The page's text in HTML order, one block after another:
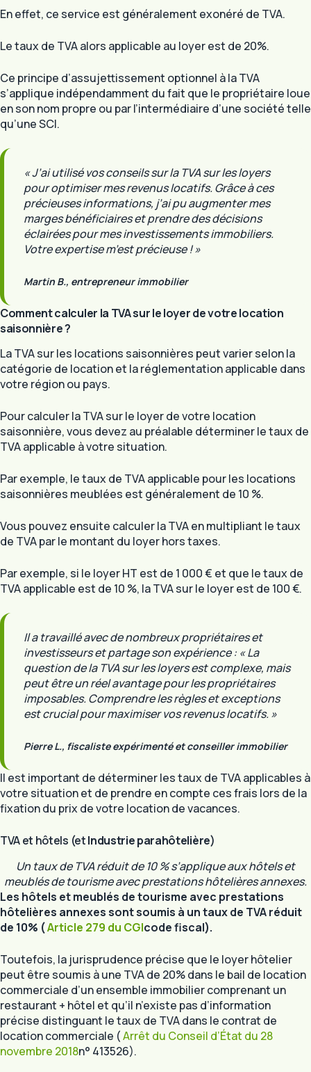
En effet, ce service est généralement exonéré de TVA.
Le taux de TVA alors applicable au loyer est de 20%.
Ce principe d’assujettissement optionnel à la TVA
s’applique indépendamment du fait que le propriétaire loue
en son nom propre ou par l’intermédiaire d’une société telle
qu’une SCI.
« J’ai utilisé vos conseils sur la TVA sur les loyers
pour optimiser mes revenus locatifs. Grâce à ces
précieuses informations, j’ai pu augmenter mes
marges bénéficiaires et prendre des décisions
éclairées pour mes investissements immobiliers.
Votre expertise m’est précieuse ! »
Martin B., entrepreneur immobilier
Comment calculer la TVA sur le loyer de votre location
saisonnière ?
La TVA sur les locations saisonnières peut varier selon la
catégorie de location et la réglementation applicable dans
votre région ou pays.
Pour calculer la TVA sur le loyer de votre location
saisonnière, vous devez au préalable déterminer le taux de
TVA applicable à votre situation.
Par exemple, le taux de TVA applicable pour les locations
saisonnières meublées est généralement de 10 %.
Vous pouvez ensuite calculer la TVA en multipliant le taux
de TVA par le montant du loyer hors taxes.
Par exemple, si le loyer HT est de 1 000 € et que le taux de
TVA applicable est de 10 %, la TVA sur le loyer est de 100 €.
Il a travaillé avec de nombreux propriétaires et
investisseurs et partage son expérience : « La
question de la TVA sur les loyers est complexe, mais
peut être un réel avantage pour les propriétaires
imposables. Comprendre les règles et exceptions
est crucial pour maximiser vos revenus locatifs. »
Pierre L., fiscaliste expérimenté et conseiller immobilier
Il est important de déterminer les taux de TVA applicables à
votre situation et de prendre en compte ces frais lors de la
fixation du prix de votre location de vacances.
TVA et hôtels (etIndustrie parahôtelière)
Un taux de TVA réduit de 10 % s’applique aux hôtels et
meublés de tourisme avec prestations hôtelières annexes.
Les hôtels et meublés de tourisme avec prestations
hôtelières annexes sont soumis à un taux de TVA réduit
de 10% (Article 279 du CGIcode fiscal).
Toutefois, la jurisprudence précise que le loyer hôtelier
peut être soumis à une TVA de 20% dans le bail de location
commerciale d’un ensemble immobilier comprenant un
restaurant + hôtel et qu’il n’existe pas d’information
précise distinguant le taux de TVA dans le contrat de
location commerciale (Arrêt du Conseil d’État du 28
novembre 2018n° 413526).